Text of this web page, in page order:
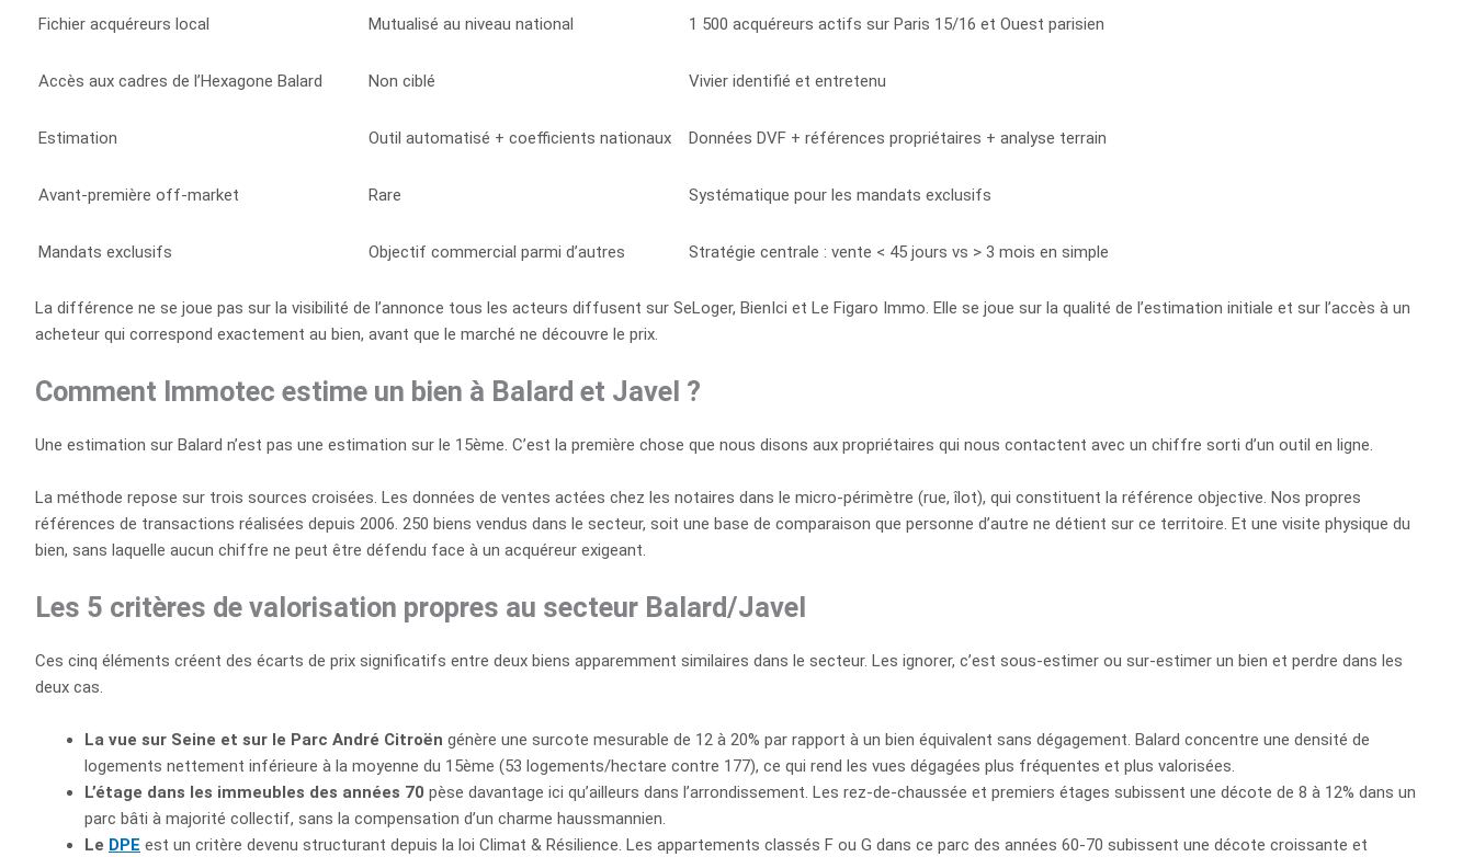
Fichier acquéreurs local Mutualisé au niveau national 1 500 acquéreurs actifs sur Paris 15/16 et Ouest parisien
Accès aux cadres de l’Hexagone Balard Non ciblé Vivier identifié et entretenu
Estimation Outil automatisé + coefficients nationaux Données DVF + références propriétaires + analyse terrain
Avant-première off-market Rare Systématique pour les mandats exclusifs
Mandats exclusifs Objectif commercial parmi d’autres Stratégie centrale : vente < 45 jours vs > 3 mois en simple
La différence ne se joue pas sur la visibilité de l’annonce tous les acteurs diffusent sur SeLoger, BienIci et Le Figaro Immo. Elle se joue sur la qualité de l’estimation initiale et sur l’accès à un
acheteur qui correspond exactement au bien, avant que le marché ne découvre le prix.
Comment Immotec estime un bien à Balard et Javel ?
Une estimation sur Balard n’est pas une estimation sur le 15ème. C’est la première chose que nous disons aux propriétaires qui nous contactent avec un chiffre sorti d’un outil en ligne.
La méthode repose sur trois sources croisées. Les données de ventes actées chez les notaires dans le micro-périmètre (rue, îlot), qui constituent la référence objective. Nos propres
références de transactions réalisées depuis 2006. 250 biens vendus dans le secteur, soit une base de comparaison que personne d’autre ne détient sur ce territoire. Et une visite physique du
bien, sans laquelle aucun chiffre ne peut être défendu face à un acquéreur exigeant.
Les 5 critères de valorisation propres au secteur Balard/Javel
Ces cinq éléments créent des écarts de prix significatifs entre deux biens apparemment similaires dans le secteur. Les ignorer, c’est sous-estimer ou sur-estimer un bien et perdre dans les
deux cas.
La vue sur Seine et sur le Parc André Citroën génère une surcote mesurable de 12 à 20% par rapport à un bien équivalent sans dégagement. Balard concentre une densité de
logements nettement inférieure à la moyenne du 15ème (53 logements/hectare contre 177), ce qui rend les vues dégagées plus fréquentes et plus valorisées.
L’étage dans les immeubles des années 70 pèse davantage ici qu’ailleurs dans l’arrondissement. Les rez-de-chaussée et premiers étages subissent une décote de 8 à 12% dans un
parc bâti à majorité collectif, sans la compensation d’un charme haussmannien.
Le DPE est un critère devenu structurant depuis la loi Climat & Résilience. Les appartements classés F ou G dans ce parc des années 60-70 subissent une décote croissante et